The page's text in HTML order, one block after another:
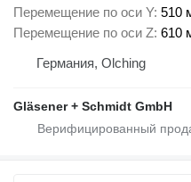
Перемещение по оси Y 510
Перемещение по оси Z 610
Германия, Olching
Gläsener + Schmidt GmbH